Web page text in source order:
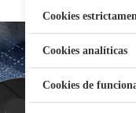
450W
Cookies
Cookies analíticas
Cookies de